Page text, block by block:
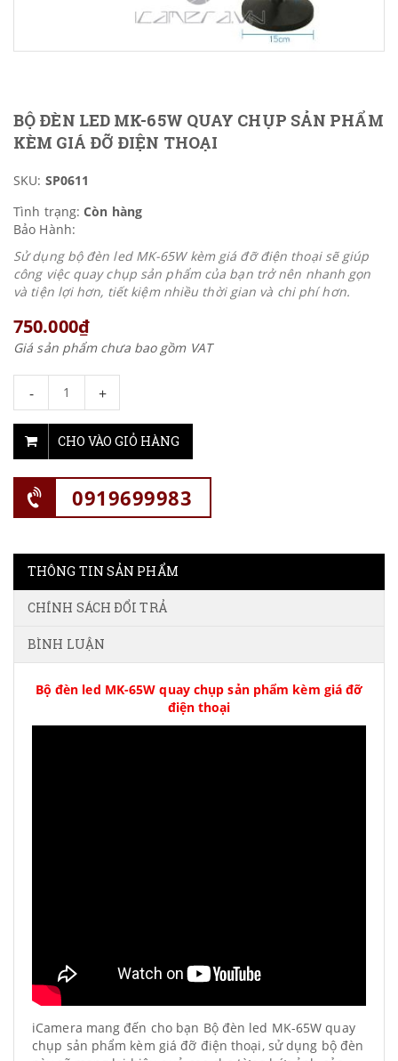
BỘ ĐÈN LED MK-65W QUAY CHỤP SẢN PHẨM
KÈM GIÁ ĐỠ ĐIỆN THOẠI
SKU: SP0611
Tình trạng: Còn hàng
Bảo Hành:
Sử dụng bộ đèn led MK-65W kèm giá đỡ điện thoại sẽ giúp
công việc quay chụp sản phẩm của bạn trở nên nhanh gọn
và tiện lợi hơn, tiết kiệm nhiều thời gian và chi phí hơn.
750.000₫
Giá sản phẩm chưa bao gồm VAT
- +
CHO VÀO GIỎ HÀNG
0919699983
THÔNG TIN SẢN PHẨM
CHÍNH SÁCH ĐỔI TRẢ
BÌNH LUẬN
Bộ đèn led MK-65W quay chụp sản phẩm kèm giá đỡ
điện thoại
iCamera mang đến cho bạn Bộ đèn led MK-65W quay
chụp sản phẩm kèm giá đỡ điện thoại, sử dụng bộ đèn